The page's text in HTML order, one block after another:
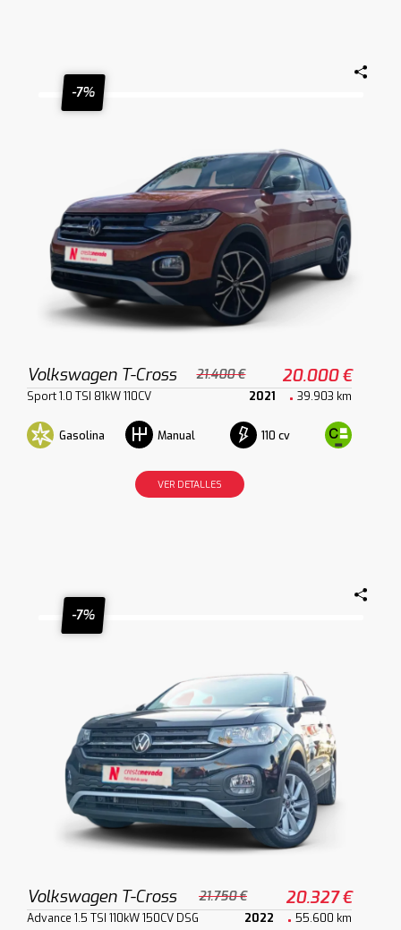
-7%
Volkswagen T-Cross 21.400 € 20.000 €
Sport 1.0 TSI 81kW 110CV 2021 39.903 km
Gasolina Manual 110 cv
VER DETALLES
-7%
Volkswagen T-Cross 21.750 € 20.327 €
Advance 1.5 TSI 110kW 150CV DSG 2022 55.600 km